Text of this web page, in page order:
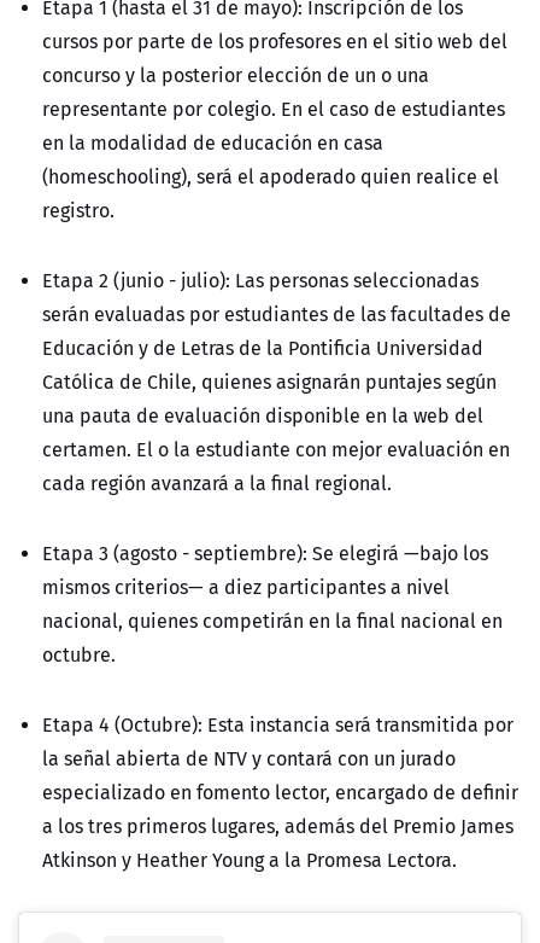
Etapa 1 (hasta el 31 de mayo): Inscripción de los
cursos por parte de los profesores en el sitio web del
concurso y la posterior elección de un o una
representante por colegio. En el caso de estudiantes
en la modalidad de educación en casa
(homeschooling), será el apoderado quien realice el
registro.
Etapa 2 (junio - julio): Las personas seleccionadas
serán evaluadas por estudiantes de las facultades de
Educación y de Letras de la Pontificia Universidad
Católica de Chile, quienes asignarán puntajes según
una pauta de evaluación disponible en la web del
certamen. El o la estudiante con mejor evaluación en
cada región avanzará a la final regional.
Etapa 3 (agosto - septiembre): Se elegirá —bajo los
mismos criterios— a diez participantes a nivel
nacional, quienes competirán en la final nacional en
octubre.
Etapa 4 (Octubre): Esta instancia será transmitida por
la señal abierta de NTV y contará con un jurado
especializado en fomento lector, encargado de definir
a los tres primeros lugares, además del Premio James
Atkinson y Heather Young a la Promesa Lectora.